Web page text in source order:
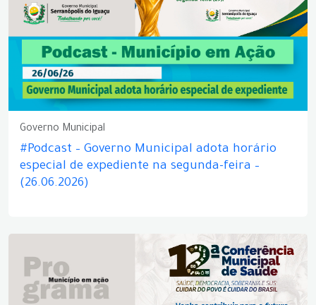
Governo Municipal
#Podcast – Governo Municipal adota horário
especial de expediente na segunda-feira –
(26.06.2026)